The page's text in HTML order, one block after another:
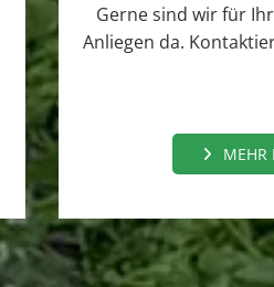
Gerne sind wir für
Anliegen da.
MEHR